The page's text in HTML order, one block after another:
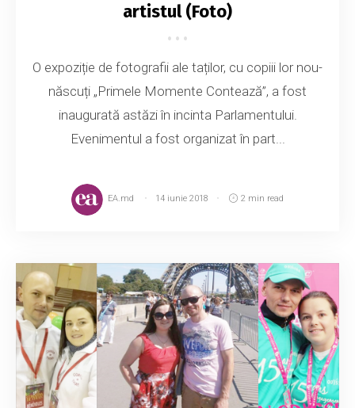
artistul (Foto)
O expoziție de fotografii ale taților, cu copiii lor nou-
născuți „Primele Momente Contează”, a fost
inaugurată astăzi în incinta Parlamentului.
Evenimentul a fost organizat în part...
EA.md 14 iunie 2018 2 min read